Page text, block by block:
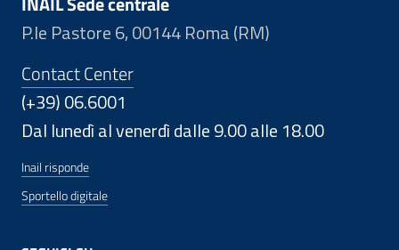
P.le Pastore 6, 00144 Roma (RM)
Contact Center
(+39) 06.6001
Dal lunedì al venerdì dalle 9.00 alle 18.00
Inail risponde
Sportello digitale